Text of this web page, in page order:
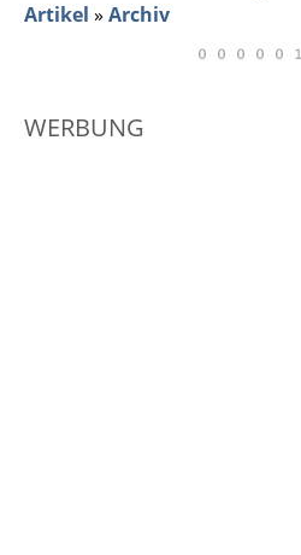
Artikel » Archiv
WERBUNG